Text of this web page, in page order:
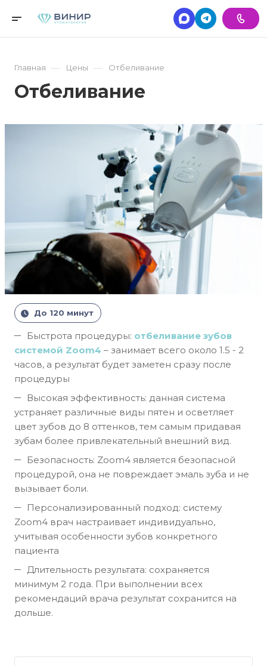
Главная — Цены — Отбеливание
Отбеливание
До 120 минут
Быстрота процедуры: отбеливание зубов
системой Zoom4 – занимает всего около 1.5 - 2
часов, а результат будет заметен сразу после
процедуры
Высокая эффективность: данная система
устраняет различные виды пятен и осветляет
цвет зубов до 8 оттенков, тем самым придавая
зубам более привлекательный внешний вид.
Безопасность: Zoom4 является безопасной
процедурой, она не повреждает эмаль зуба и не
вызывает боли.
Персонализированный подход: систему
Zoom4 врач настраивает индивидуально,
учитывая особенности зубов конкретного
пациента
Длительность результата: сохраняется
минимум 2 года. При выполнении всех
рекомендаций врача результат сохранится на
дольше.